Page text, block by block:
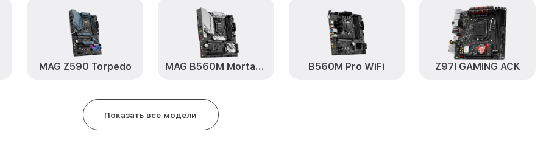
MAG Z590 Torpedo MAG B560M Mortar WiFi B560M Pro WiFi Z97I GAMING ACK
Показать все модели